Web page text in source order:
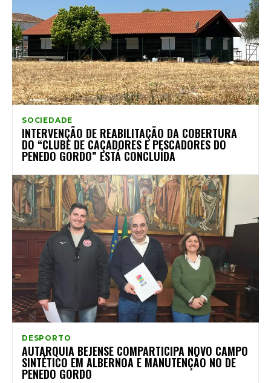
SOCIEDADE
INTERVENÇÃO DE REABILITAÇÃO DA COBERTURA
DO “CLUBE DE CAÇADORES E PESCADORES DO
PENEDO GORDO” ESTÁ CONCLUÍDA
DESPORTO
AUTARQUIA BEJENSE COMPARTICIPA NOVO CAMPO
SINTÉTICO EM ALBERNOA E MANUTENÇÃO NO DE
PENEDO GORDO